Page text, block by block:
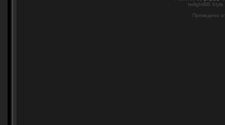
twilightBB
Преведено